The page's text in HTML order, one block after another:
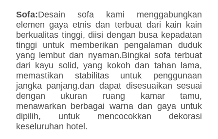
Sofa:Desain sofa kami menggabungkan
elemen gaya etnis dan terbuat dari kain kain
berkualitas tinggi, diisi dengan busa kepadatan
tinggi untuk memberikan pengalaman duduk
yang lembut dan nyaman.Bingkai sofa terbuat
dari kayu solid, yang kokoh dan tahan lama,
memastikan stabilitas untuk penggunaan
jangka panjang.dan dapat disesuaikan sesuai
dengan ukuran ruang kamar tamu,
menawarkan berbagai warna dan gaya untuk
dipilih, untuk mencocokkan dekorasi
keseluruhan hotel.